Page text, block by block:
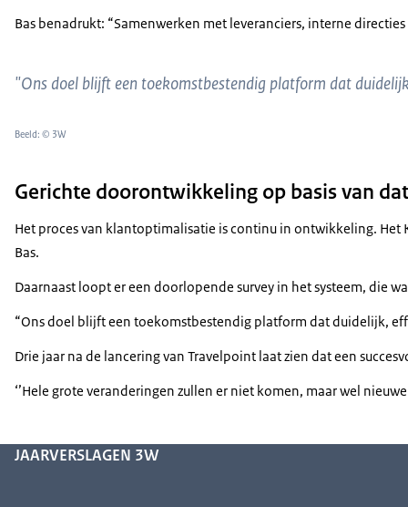
Bas benadrukt: “Samenwerken met leveranciers, interne
"Ons doel blijft een toekomstbestendig platform dat
Beeld: © 3W
Gerichte doorontwikkeling op basis van
Het proces van klantoptimalisatie is continu in ontwikkeling. Het
Bas.
Daarnaast loopt er een doorlopende survey in het systeem, die
“Ons doel blijft een toekomstbestendig platform dat duidelijk,
Drie jaar na de lancering van Travelpoint laat zien dat een
‘’Hele grote veranderingen zullen er niet komen, maar wel
JAARVERSLAGEN 3W